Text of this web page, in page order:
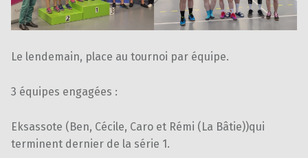
Le lendemain, place au tournoi par équipe.
3 équipes engagées :
Eksassote (Ben, Cécile, Caro et Rémi (La Bâtie))qui
terminent dernier de la série 1.